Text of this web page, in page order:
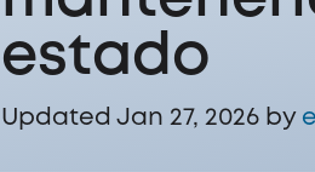
estado
Updated Jan 27, 2026 by